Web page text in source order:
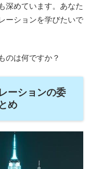
深めています。あなた
ーションを学びたいで
のは何ですか？
ーションの委
め